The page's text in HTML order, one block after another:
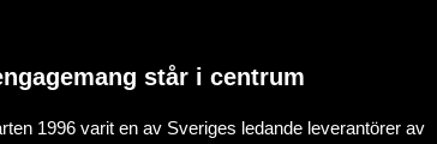
står i centrum
1996 varit en av Sveriges ledande leverantörer av